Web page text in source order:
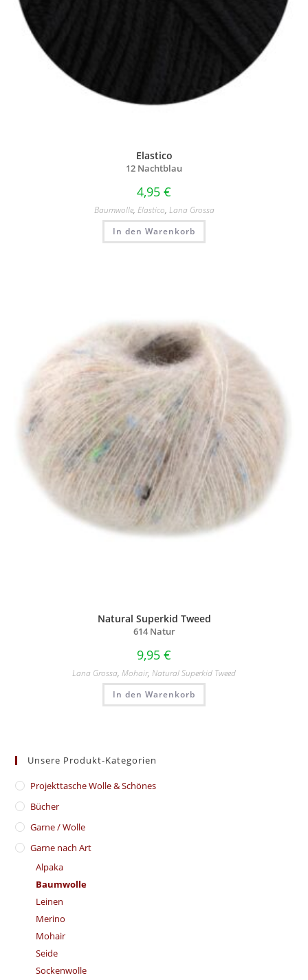
Elastico
12 Nachtblau
4,95 €
Baumwolle, Elastico, Lana Grossa
In den Warenkorb
Natural Superkid Tweed
614 Natur
9,95 €
Lana Grossa, Mohair, Natural Superkid Tweed
In den Warenkorb
Unsere Produkt-Kategorien
​Projekttasche Wolle & Schönes
Bücher
Garne / Wolle
Garne nach Art
Alpaka
Baumwolle
Leinen
Merino
Mohair
Seide
Sockenwolle